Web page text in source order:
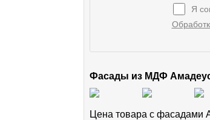
Я
Фасады из МДФ
Цена товара с фасадами